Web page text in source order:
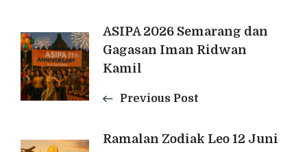
Post
Navigation
ASIPA 2026 Semarang dan
Gagasan Iman Ridwan
Kamil
Previous Post
Ramalan Zodiak Leo 12 Juni